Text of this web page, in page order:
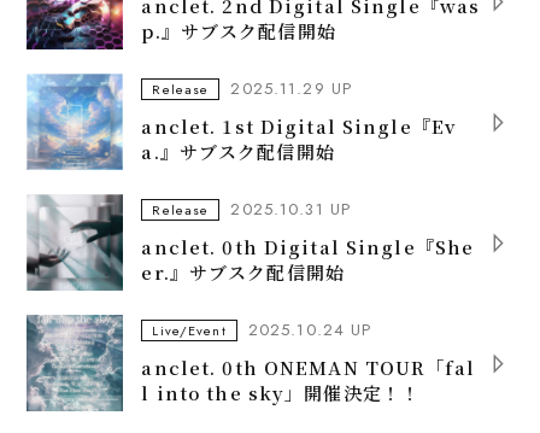
p.』サブスク配信開始
Release 2025.11.29 UP
anclet. 1st Digital Single『Ev
a.』サブスク配信開始
Release 2025.10.31 UP
anclet. 0th Digital Single『She
er.』サブスク配信開始
Live/Event 2025.10.24 UP
anclet. 0th ONEMAN TOUR「fal
l into the sky」開催決定！！